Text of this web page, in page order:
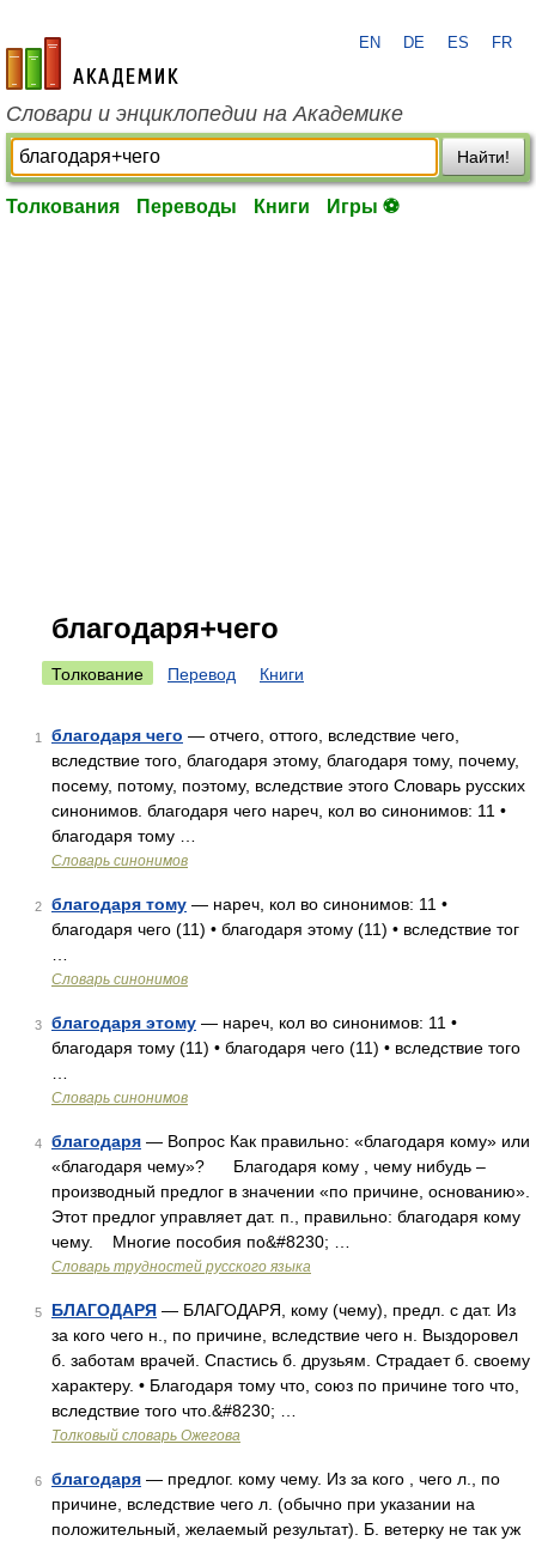
academic.ru
EN DE ES FR
Словари и энциклопедии на Академике
Найти!
Толкования Переводы Книги Игры ⚽
благодаря+чего
Толкование Перевод Книги
1 благодаря чего — отчего, оттого, вследствие чего,
вследствие того, благодаря этому, благодаря тому, почему,
посему, потому, поэтому, вследствие этого Словарь русских
синонимов. благодаря чего нареч, кол во синонимов: 11 •
благодаря тому …
Словарь синонимов
2 благодаря тому — нареч, кол во синонимов: 11 •
благодаря чего (11) • благодаря этому (11) • вследствие тог
Словарь синонимов
3 благодаря этому — нареч, кол во синонимов: 11 •
благодаря тому (11) • благодаря чего (11) • вследствие того
Словарь синонимов
4 благодаря — Вопрос Как правильно: «благодаря кому» или
«благодаря чему»? Благодаря кому , чему нибудь –
производный предлог в значении «по причине, основанию».
Этот предлог управляет дат. п., правильно: благодаря кому
чему. Многие пособия по&#8230; …
Словарь трудностей русского языка
5 БЛАГОДАРЯ — БЛАГОДАРЯ, кому (чему), предл. с дат. Из
за кого чего н., по причине, вследствие чего н. Выздоровел
б. заботам врачей. Спастись б. друзьям. Страдает б. своему
характеру. • Благодаря тому что, союз по причине того что,
вследствие того что.&#8230; …
Толковый словарь Ожегова
6 благодаря — предлог. кому чему. Из за кого , чего л., по
причине, вследствие чего л. (обычно при указании на
положительный, желаемый результат). Б. ветерку не так уж